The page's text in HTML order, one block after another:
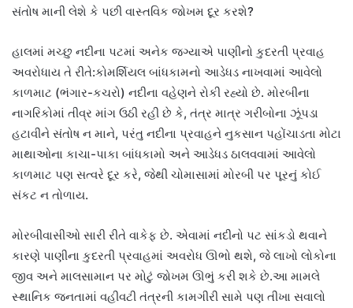
સંતોષ માની લેશે કે પછી વાસ્તવિક જોખમ દૂર કરશે?
હાલમાં મચ્છુ નદીના પટમાં અનેક જગ્યાએ પાણીનો કુદરતી પ્રવાહ
અવરોધાય તે રીતે:કોમર્શિયલ બાંધકામનો આડેધડ નાખવામાં આવેલો
કાળમાટ (ભંગાર-કચરો) નદીના વહેણને રોકી રહ્યો છે. મોરબીના
નાગરિકોમાં તીવ્ર માંગ ઉઠી રહી છે કે, તંત્ર માત્ર ગરીબોના ઝૂંપડા
હટાવીને સંતોષ ન માને, પરંતુ નદીના પ્રવાહને નુકસાન પહોંચાડતા મોટા
માથાઓના કાચા-પાકા બાંધકામો અને આડેધડ ઠાલવવામાં આવેલો
કાળમાટ પણ સત્વરે દૂર કરે, જેથી ચોમાસામાં મોરબી પર પૂરનું કોઈ
સંકટ ન તોળાય.
મોરબીવાસીઓ સારી રીતે વાકેફ છે. એવામાં નદીનો પટ સાંકડો થવાને
કારણે પાણીના કુદરતી પ્રવાહમાં અવરોધ ઊભો થશે, જે લાખો લોકોના
જીવ અને માલસામાન પર મોટું જોખમ ઊભું કરી શકે છે.આ મામલે
સ્થાનિક જનતામાં વહીવટી તંત્રની કામગીરી સામે પણ તીખા સવાલો